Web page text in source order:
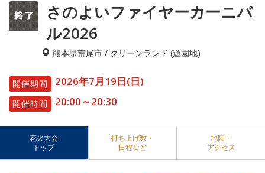
さのよいファイヤーカーニバ
ル2026
熊本県荒尾市 / グリーンランド (遊園地)
開催期間 2026年7月19日(日)
開催時間 20:00～20:30
花火大会
トップ
打ち上げ数・
日程など
地図・
アクセス